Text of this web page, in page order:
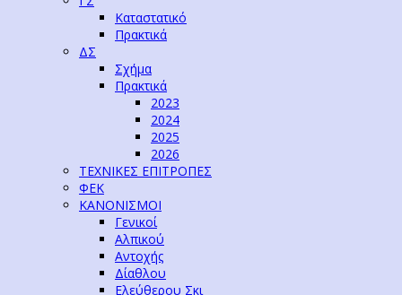
Καταστατικό
Πρακτικά
ΔΣ
Σχήμα
Πρακτικά
2023
2024
2025
2026
ΤΕΧΝΙΚΕΣ ΕΠΙΤΡΟΠΕΣ
ΦΕΚ
ΚΑΝΟΝΙΣΜΟΙ
Γενικοί
Αλπικού
Αντοχής
Δίαθλου
Ελεύθερου Σκι